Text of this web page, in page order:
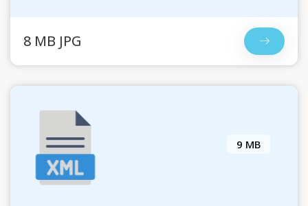
8 MB JPG
9 MB